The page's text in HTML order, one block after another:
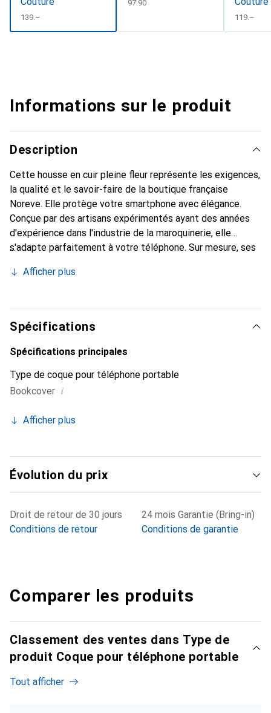
CHF
139.–
CHF
97.90
CHF
119.–
Informations sur le produit
Description
Cette housse en cuir pleine fleur représente les exigences,
la qualité et le savoir-faire de la boutique française
Noreve. Elle protège votre smartphone avec élégance.
Conçue par des artisans expérimentés ayant des années
d'expérience dans l'industrie de la maroquinerie, elle
s'adapte parfaitement à votre téléphone. Sur mesure, ses
Elle devient l'accessoire chic et indispensable pour votre
produits de haute qualité, la marque Noreve est un choix
fiable pour une clientèle exigeante.
Afficher plus
Spécifications
Spécifications principales
Type de coque pour téléphone portable
Bookcover i
Afficher plus
Évolution du prix
Droit de retour de 30 jours
Conditions de retour
24 mois Garantie (Bring-in)
Conditions de garantie
Comparer les produits
Classement des ventes dans Type de
produit Coque pour téléphone portable
Tout afficher